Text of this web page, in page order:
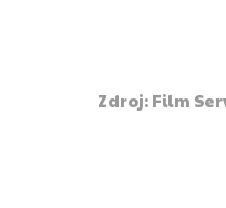
Zdroj: Film